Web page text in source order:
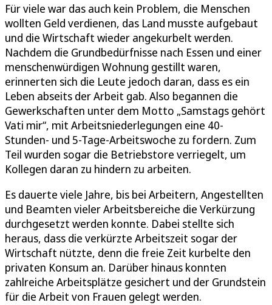
Für viele war das auch kein Problem, die Menschen
wollten Geld verdienen, das Land musste aufgebaut
und die Wirtschaft wieder angekurbelt werden.
Nachdem die Grundbedürfnisse nach Essen und einer
menschenwürdigen Wohnung gestillt waren,
erinnerten sich die Leute jedoch daran, dass es ein
Leben abseits der Arbeit gab. Also begannen die
Gewerkschaften unter dem Motto „Samstags gehört
Vati mir“, mit Arbeitsniederlegungen eine 40-
Stunden- und 5-Tage-Arbeitswoche zu fordern. Zum
Teil wurden sogar die Betriebstore verriegelt, um
Kollegen daran zu hindern zu arbeiten.
Es dauerte viele Jahre, bis bei Arbeitern, Angestellten
und Beamten vieler Arbeitsbereiche die Verkürzung
durchgesetzt werden konnte. Dabei stellte sich
heraus, dass die verkürzte Arbeitszeit sogar der
Wirtschaft nützte, denn die freie Zeit kurbelte den
privaten Konsum an. Darüber hinaus konnten
zahlreiche Arbeitsplätze gesichert und der Grundstein
für die Arbeit von Frauen gelegt werden.